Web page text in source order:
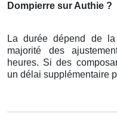
Dompierre sur Authie ?
La durée dépend de
majorité des
heures. Si des
un délai supplémentaire